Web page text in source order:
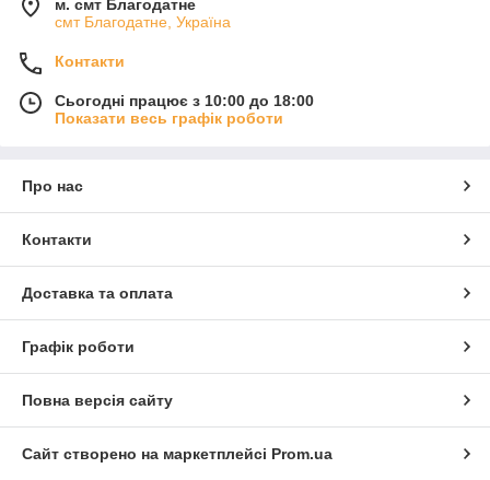
м. смт Благодатне
смт Благодатне, Україна
Контакти
Сьогодні працює з 10:00 до 18:00
Показати весь графік роботи
Про нас
Контакти
Доставка та оплата
Графік роботи
Повна версія сайту
Сайт створено на маркетплейсі Prom.ua